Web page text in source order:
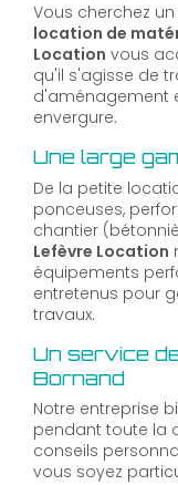
Vous cherchez
location de
Location vous
qu'il s'agisse de
d'aménagement
envergure.
Une large
De la petite
ponceuses,
chantier
Lefèvre Location
équipements
entretenus pour
travaux.
Un service
Bornand
Notre entreprise
pendant toute la
conseils
vous soyez